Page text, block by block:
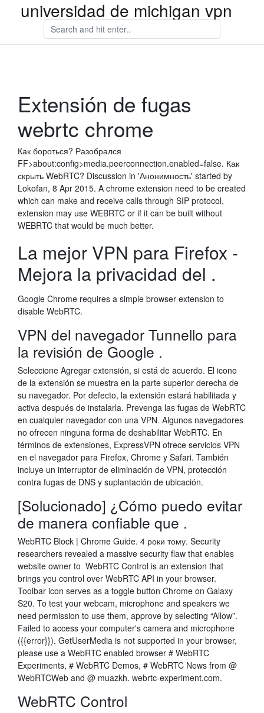
universidad de michigan vpn
Extensión de fugas
webrtc chrome
Как бороться? Разобрался
FF>about:config>media.peerconnection.enabled=false. Как
скрыть WebRTC? Discussion in 'Анонимность' started by
Lokofan, 8 Apr 2015. A chrome extension need to be created
which can make and receive calls through SIP protocol,
extension may use WEBRTC or if it can be built without
WEBRTC that would be much better.
La mejor VPN para Firefox -
Mejora la privacidad del .
Google Chrome requires a simple browser extension to
disable WebRTC.
VPN del navegador Tunnello para
la revisión de Google .
Seleccione Agregar extensión, si está de acuerdo. El icono
de la extensión se muestra en la parte superior derecha de
su navegador. Por defecto, la extensión estará habilitada y
activa después de instalarla. Prevenga las fugas de WebRTC
en cualquier navegador con una VPN. Algunos navegadores
no ofrecen ninguna forma de deshabilitar WebRTC. En
términos de extensiones, ExpressVPN ofrece servicios VPN
en el navegador para Firefox, Chrome y Safari. También
incluye un interruptor de eliminación de VPN, protección
contra fugas de DNS y suplantación de ubicación.
[Solucionado] ¿Cómo puedo evitar
de manera confiable que .
WebRTC Block | Chrome Guide. 4 роки тому. Security
researchers revealed a massive security flaw that enables
website owner to WebRTC Control is an extension that
brings you control over WebRTC API in your browser.
Toolbar icon serves as a toggle button Chrome on Galaxy
S20. To test your webcam, microphone and speakers we
need permission to use them, approve by selecting “Allow”.
Failed to access your computer's camera and microphone
({{error}}). GetUserMedia is not supported in your browser,
please use a WebRTC enabled browser # WebRTC
Experiments, # WebRTC Demos, # WebRTC News from @
WebRTCWeb and @ muazkh. webrtc-experiment.com.
WebRTC Control